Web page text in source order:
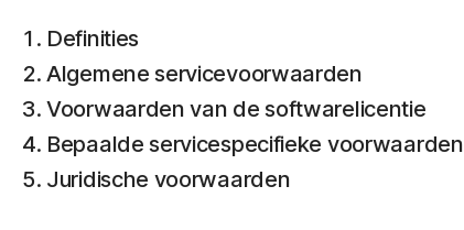
Definities
Algemene servicevoorwaarden
Voorwaarden van de softwarelicentie
Bepaalde servicespecifieke voorwaarden
Juridische voorwaarden